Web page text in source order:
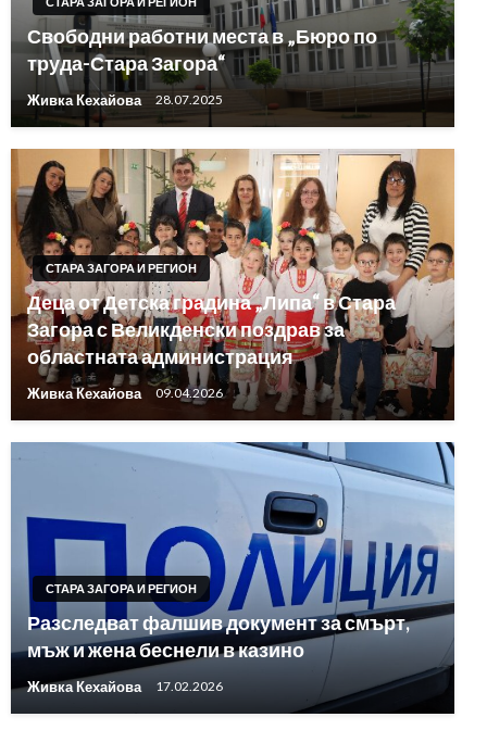
Свободни работни места в „Бюро по
труда-Стара Загора“
Живка Кехайова 28.07.2025
СТАРА ЗАГОРА И РЕГИОН
Деца от Детска градина „Липа“ в Стара
Загора с Великденски поздрав за
областната администрация
Живка Кехайова 09.04.2026
СТАРА ЗАГОРА И РЕГИОН
Разследват фалшив документ за смърт,
мъж и жена беснели в казино
Живка Кехайова 17.02.2026